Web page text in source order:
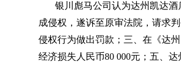
银川彪马公司认为达州凯达
成侵权，遂诉至原审法院，请求
侵权行为做出罚款；三、在《达
经济损失人民币80 000元；五、